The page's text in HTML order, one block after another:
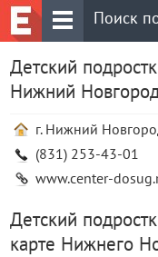
Детский
Нижний
г. Нижний
(831) 253-43-01
www.center-
Детский
карте Нижнего